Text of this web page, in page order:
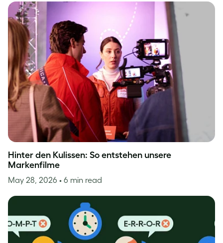
Hinter den Kulissen: So entstehen unsere
Markenfilme
May 28, 2026 • 6 min read